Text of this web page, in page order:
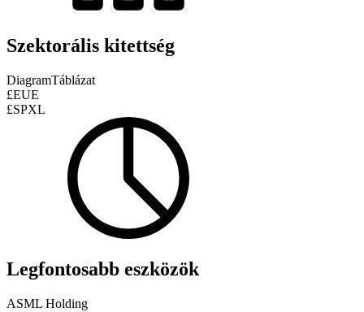
Szektorális kitettség
DiagramTáblázat
£EUE
£SPXL
Legfontosabb eszközök
ASML Holding